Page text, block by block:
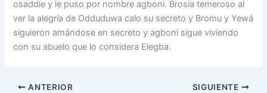
osaddie y le puso por nombre agboni. Brosia temeroso al
ver la alegría de Odduduwa calo su secreto y Bromu y Yewá
siguieron amándose en secreto y agboni sigue viviendo
con su abuelo que lo considera Elegba.
ANTERIOR SIGUIENTE